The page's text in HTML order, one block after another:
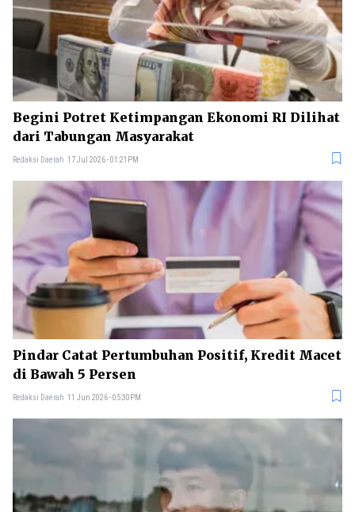
Begini Potret Ketimpangan Ekonomi RI Dilihat
dari Tabungan Masyarakat
Redaksi Daerah 17 Jul 2026 - 01:21PM
Pindar Catat Pertumbuhan Positif, Kredit Macet
di Bawah 5 Persen
Redaksi Daerah 11 Jun 2026 - 05:30PM